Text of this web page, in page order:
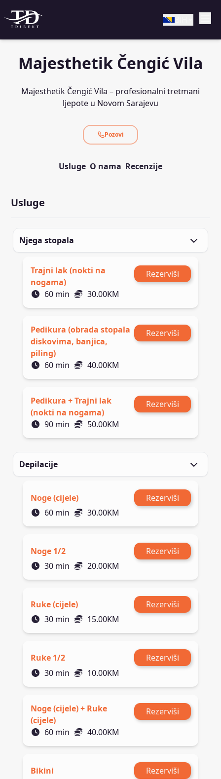
Majesthetik Čengić Vila
Majesthetik Čengić Vila – profesionalni tretmani
ljepote u Novom Sarajevu
Pozovi
Usluge O nama Recenzije
Usluge
Njega stopala
Trajni lak (nokti na
nogama)
Rezerviši
60 min 30.00KM
Pedikura (obrada stopala
diskovima, banjica,
piling)
Rezerviši
60 min 40.00KM
Pedikura + Trajni lak
(nokti na nogama)
Rezerviši
90 min 50.00KM
Depilacije
Noge (cijele)
Rezerviši
60 min 30.00KM
Noge 1/2
Rezerviši
30 min 20.00KM
Ruke (cijele)
Rezerviši
30 min 15.00KM
Ruke 1/2
Rezerviši
30 min 10.00KM
Noge (cijele) + Ruke
(cijele)
Rezerviši
60 min 40.00KM
Bikini
Rezerviši